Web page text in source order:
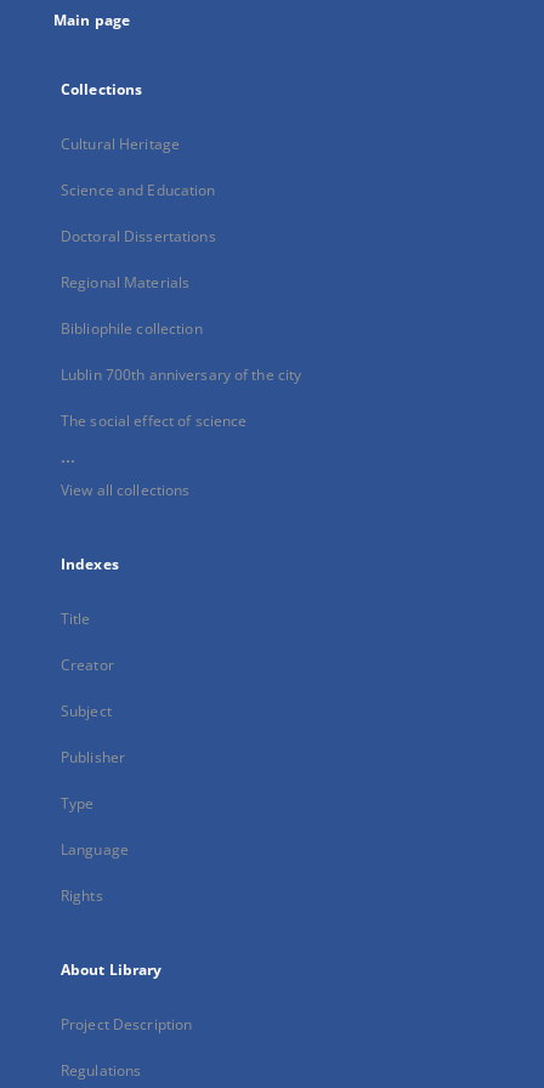
Main page
Collections
Cultural Heritage
Science and Education
Doctoral Dissertations
Regional Materials
Bibliophile collection
Lublin 700th anniversary of the city
The social effect of science
...
View all collections
Indexes
Title
Creator
Subject
Publisher
Type
Language
Rights
About Library
Project Description
Regulations